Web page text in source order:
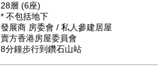
28層 (6座)
* 不包括地下
發展商 房委會 / 私人參建居屋
賣方香港房屋委員會
8分鐘步行到鑽石山站